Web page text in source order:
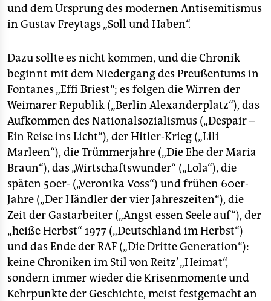
und dem Ursprung des modernen Antisemitismus
in Gustav Freytags „Soll und Haben“.
Dazu sollte es nicht kommen, und die Chronik
beginnt mit dem Niedergang des Preußentums in
Fontanes „Effi Briest“; es folgen die Wirren der
Weimarer Republik („Berlin Alexanderplatz“), das
Aufkommen des Nationalsozialismus („Despair –
Ein Reise ins Licht“), der Hitler-Krieg („Lili
Marleen“), die Trümmerjahre („Die Ehe der Maria
Braun“), das „Wirtschaftswunder“ („Lola“), die
späten 50er- („Veronika Voss“) und frühen 60er-
Jahre („Der Händler der vier Jahreszeiten“), die
Zeit der Gastarbeiter („Angst essen Seele auf“), der
„heiße Herbst“ 1977 („Deutschland im Herbst“)
und das Ende der RAF („Die Dritte Generation“):
keine Chroniken im Stil von Reitz’ „Heimat“,
sondern immer wieder die Krisenmomente und
Kehrpunkte der Geschichte, meist festgemacht an